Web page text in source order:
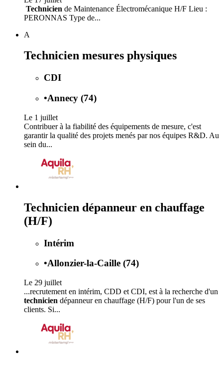
Technicien de Maintenance Électromécanique H/F Lieu :
PERONNAS Type de...
A
Technicien mesures physiques
CDI
•Annecy (74)
Le 1 juillet
Contribuer à la fiabilité des équipements de mesure, c'est
garantir la qualité des projets menés par nos équipes R&D. Au
sein du...
Technicien dépanneur en chauffage
(H/F)
Intérim
•Allonzier-la-Caille (74)
Le 29 juillet
...recrutement en intérim, CDD et CDI, est à la recherche d'un
technicien dépanneur en chauffage (H/F) pour l'un de ses
clients. Si...